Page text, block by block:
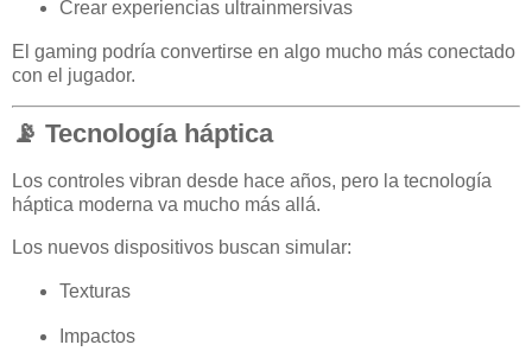
Crear experiencias ultrainmersivas
El gaming podría convertirse en algo mucho más conectado
con el jugador.
📡 Tecnología háptica
Los controles vibran desde hace años, pero la tecnología
háptica moderna va mucho más allá.
Los nuevos dispositivos buscan simular:
Texturas
Impactos